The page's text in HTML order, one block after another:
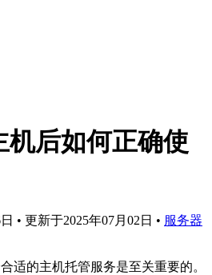
机后如何正确使
• 更新于2025年07月02日 • 服务器
适的主机托管服务是至关重要的。